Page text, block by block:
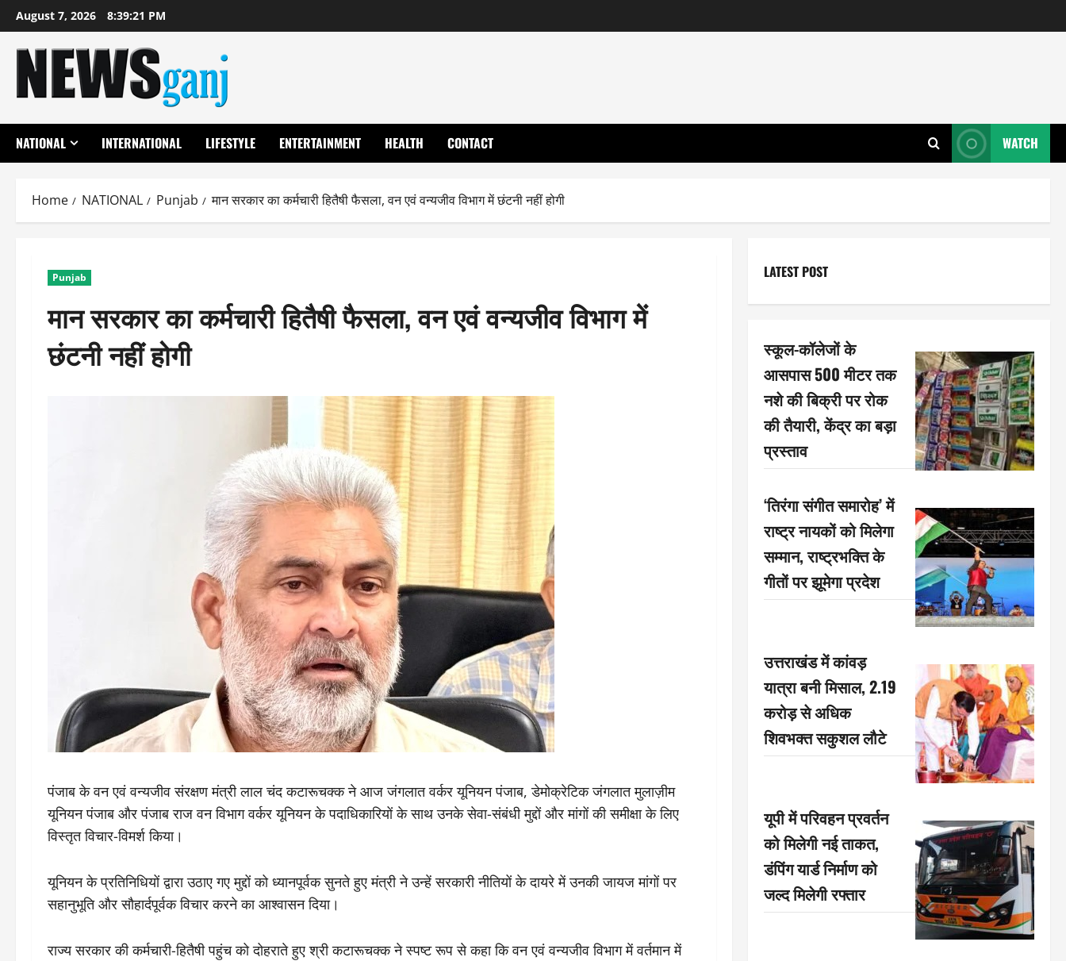
Skip
to
content
August 7, 2026 8:39:22 PM
NATIONAL INTERNATIONAL LIFESTYLE ENTERTAINMENT HEALTH CONTACT WATCH
Home NATIONAL Punjab मान सरकार का कर्मचारी हितैषी फैसला, वन एवं वन्यजीव विभाग में छंटनी नहीं होगी
Punjab
मान सरकार का कर्मचारी हितैषी फैसला, वन एवं वन्यजीव विभाग में
छंटनी नहीं होगी
पंजाब के वन एवं वन्यजीव संरक्षण मंत्री लाल चंद कटारूचक्क ने आज जंगलात वर्कर यूनियन पंजाब, डेमोक्रेटिक जंगलात मुलाज़ीम
यूनियन पंजाब और पंजाब राज वन विभाग वर्कर यूनियन के पदाधिकारियों के साथ उनके सेवा-संबंधी मुद्दों और मांगों की समीक्षा के लिए
विस्तृत विचार-विमर्श किया।
यूनियन के प्रतिनिधियों द्वारा उठाए गए मुद्दों को ध्यानपूर्वक सुनते हुए मंत्री ने उन्हें सरकारी नीतियों के दायरे में उनकी जायज मांगों पर
सहानुभूति और सौहार्दपूर्वक विचार करने का आश्वासन दिया।
राज्य सरकार की कर्मचारी-हितैषी पहुंच को दोहराते हुए श्री कटारूचक्क ने स्पष्ट रूप से कहा कि वन एवं वन्यजीव विभाग में वर्तमान में
LATEST POST
स्कूल-कॉलेजों के
आसपास 500 मीटर तक
नशे की बिक्री पर रोक
की तैयारी, केंद्र का बड़ा
प्रस्ताव
‘तिरंगा संगीत समारोह’ में
राष्ट्र नायकों को मिलेगा
सम्मान, राष्ट्रभक्ति के
गीतों पर झूमेगा प्रदेश
उत्तराखंड में कांवड़
यात्रा बनी मिसाल, 2.19
करोड़ से अधिक
शिवभक्त सकुशल लौटे
यूपी में परिवहन प्रवर्तन
को मिलेगी नई ताकत,
डंपिंग यार्ड निर्माण को
जल्द मिलेगी रफ्तार